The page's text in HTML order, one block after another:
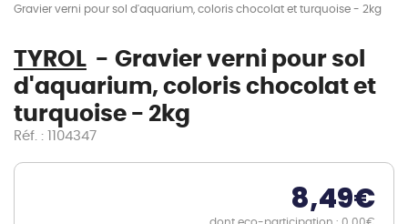
Gravier verni pour sol d'aquarium, coloris chocolat et turquoise - 2kg
TYROL
Gravier verni pour sol
d'aquarium, coloris chocolat et
turquoise - 2kg
Réf. : 1104347
8,49€